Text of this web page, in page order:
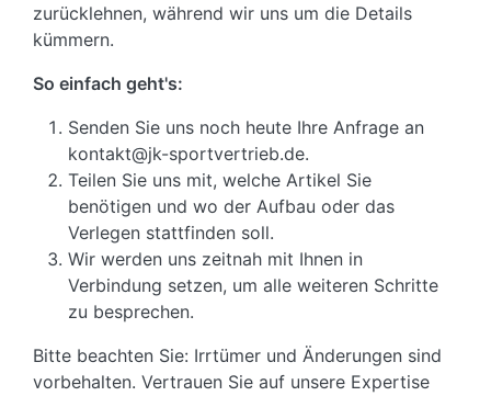
zurücklehnen, während wir uns um die Details
kümmern.
So einfach geht's:
Senden Sie uns noch heute Ihre Anfrage an
kontakt@jk-sportvertrieb.de.
Teilen Sie uns mit, welche Artikel Sie
benötigen und wo der Aufbau oder das
Verlegen stattfinden soll.
Wir werden uns zeitnah mit Ihnen in
Verbindung setzen, um alle weiteren Schritte
zu besprechen.
Bitte beachten Sie: Irrtümer und Änderungen sind
vorbehalten. Vertrauen Sie auf unsere Expertise